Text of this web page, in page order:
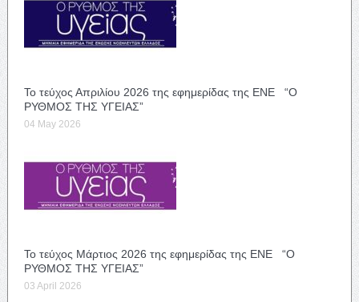
Το τεύχος Απριλίου 2026 της εφημερίδας της ΕΝΕ “Ο
ΡΥΘΜΟΣ ΤΗΣ ΥΓΕΙΑΣ”
04 May 2026
Το τεύχος Μάρτιος 2026 της εφημερίδας της ΕΝΕ “Ο
ΡΥΘΜΟΣ ΤΗΣ ΥΓΕΙΑΣ”
03 April 2026